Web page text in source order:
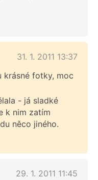
31. 1. 2011 13:37
krásné fotky, moc
- já sladké
k nim zatím
něco jiného.
29. 1. 2011 11:45